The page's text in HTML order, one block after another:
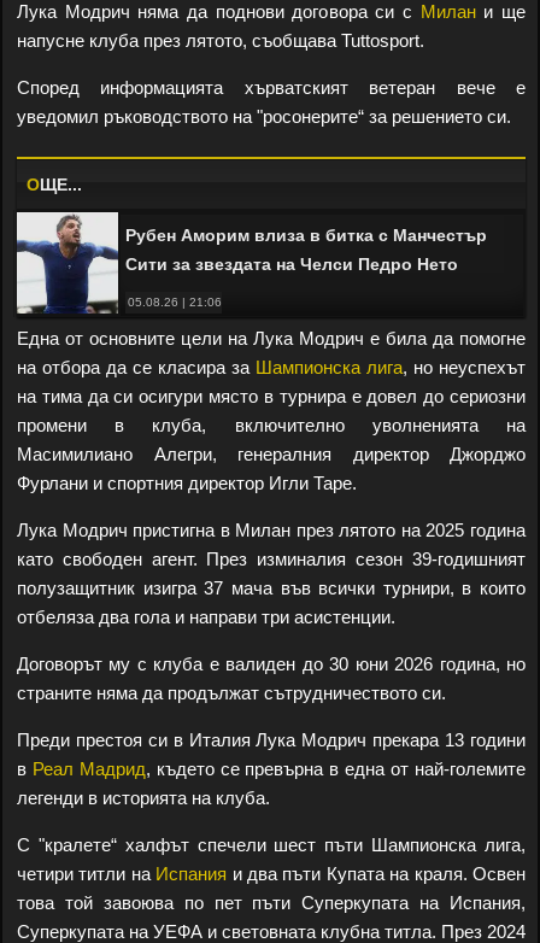
Лука Модрич няма да поднови договора си с Милани ще
напусне клуба през лятото, съобщава Tuttosport.
Според информацията хърватският ветеран вече е
уведомил ръководството на "росонерите“ за решението си.
OЩЕ...
05.08.26 | 21:06
Рубен Аморим влиза в битка с Манчестър
Сити за звездата на Челси Педро Нето
Една от основните цели на Лука Модрич е била да помогне
на отбора да се класира за Шампионска лига, но неуспехът
на тима да си осигури място в турнира е довел до сериозни
промени в клуба, включително уволненията на
Масимилиано Алегри, генералния директор Джорджо
Фурлани и спортния директор Игли Таре.
Лука Модрич пристигна в Милан през лятото на 2025 година
като свободен агент. През изминалия сезон 39-годишният
полузащитник изигра 37 мача във всички турнири, в които
отбеляза два гола и направи три асистенции.
Договорът му с клуба е валиден до 30 юни 2026 година, но
страните няма да продължат сътрудничеството си.
Преди престоя си в Италия Лука Модрич прекара 13 години
в Реал Мадрид, където се превърна в една от най-големите
легенди в историята на клуба.
С "кралете“ халфът спечели шест пъти Шампионска лига,
четири титли на Испания и два пъти Купата на краля. Освен
това той завоюва по пет пъти Суперкупата на Испания,
Суперкупата на УЕФА и световната клубна титла. През 2024